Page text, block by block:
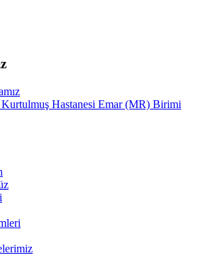
Hastanesi Emar (MR) Birimi